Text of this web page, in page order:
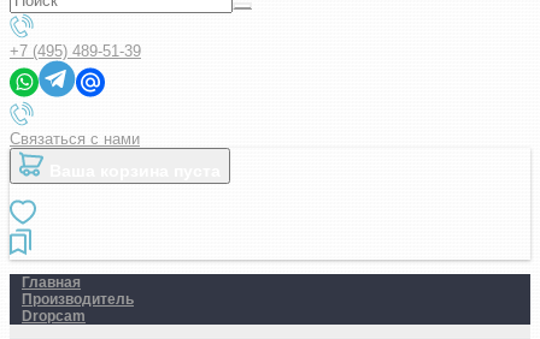
+7 (495) 489-51-39
Связаться с нами
Главная
Производитель
Dropcam